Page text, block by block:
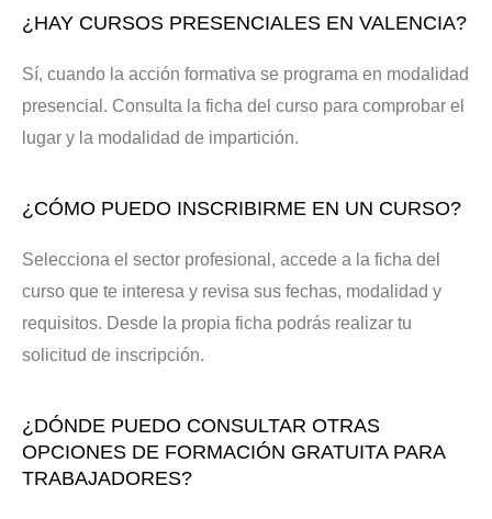
¿HAY CURSOS PRESENCIALES EN VALENCIA?
Sí, cuando la acción formativa se programa en modalidad
presencial. Consulta la ficha del curso para comprobar el
lugar y la modalidad de impartición.
¿CÓMO PUEDO INSCRIBIRME EN UN CURSO?
Selecciona el sector profesional, accede a la ficha del
curso que te interesa y revisa sus fechas, modalidad y
requisitos. Desde la propia ficha podrás realizar tu
solicitud de inscripción.
¿DÓNDE PUEDO CONSULTAR OTRAS
OPCIONES DE FORMACIÓN GRATUITA PARA
TRABAJADORES?